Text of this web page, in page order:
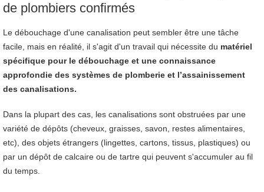
de plombiers confirmés
Le débouchage d'une canalisation peut sembler être une tâche
facile, mais en réalité, il s'agit d'un travail qui nécessite du matériel
spécifique pour le débouchage et une connaissance
approfondie des systèmes de plomberie et l’assainissement
des canalisations.
Dans la plupart des cas, les canalisations sont obstruées par une
variété de dépôts (cheveux, graisses, savon, restes alimentaires,
etc), des objets étrangers (lingettes, cartons, tissus, plastiques) ou
par un dépôt de calcaire ou de tartre qui peuvent s'accumuler au fil
du temps.